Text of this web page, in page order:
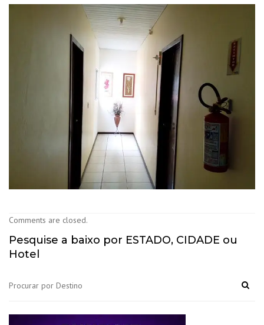
Comments are closed.
Pesquise a baixo por ESTADO, CIDADE ou
Hotel